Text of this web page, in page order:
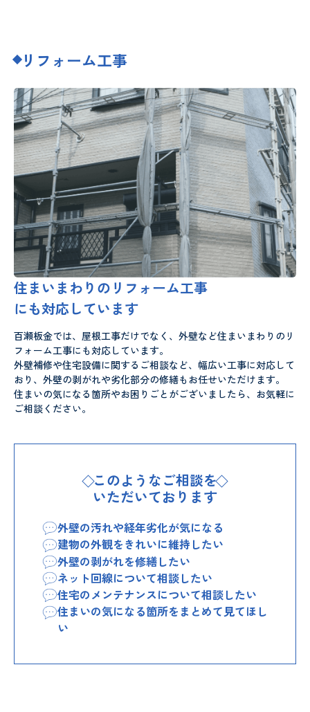
リフォーム工事
住まいまわりのリフォーム工事
にも対応しています
百瀬板金では、屋根工事だけでなく、外壁など住まいまわりのリ
フォーム工事にも対応しています。
外壁補修や住宅設備に関するご相談など、幅広い工事に対応して
おり、外壁の剥がれや劣化部分の修繕もお任せいただけます。
住まいの気になる箇所やお困りごとがございましたら、お気軽に
ご相談ください。
このようなご相談を
いただいております
外壁の汚れや経年劣化が気になる
建物の外観をきれいに維持したい
外壁の剥がれを修繕したい
ネット回線について相談したい
住宅のメンテナンスについて相談したい
住まいの気になる箇所をまとめて見てほし
い